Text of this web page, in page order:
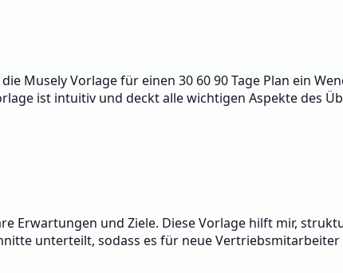
Musely Vorlage für einen 30 60 90 Tage Plan ein
ist intuitiv und deckt alle wichtigen Aspekte des
Erwartungen und Ziele. Diese Vorlage hilft mir,
unterteilt, sodass es für neue